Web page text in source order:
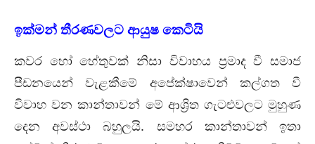
ඉක්මන් තීරණවලට ආයුෂ කෙටියි
කවර හෝ හේතුවක් නිසා විවාහය ප්‍රමාද වී සමාජ
පීඩනයෙන් වැළකීමේ අපේක්ෂාවෙන් කල්ගත වී
විවාහ වන කාන්තාවන් මේ ආශ්‍රිත ගැටළුවලට මුහුණ
දෙන අවස්ථා බහුලයි. සමහර කාන්තාවන් ඉතා